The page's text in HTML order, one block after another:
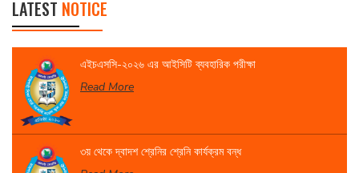
LATEST NOTICE
এইচএসসি-২০২৬ এর আইসিটি ব্যবহারিক পরীক্ষা
Read More
৩য় থেকে দ্বাদশ শ্রেনির শ্রেনি কার্যক্রম বন্ধ